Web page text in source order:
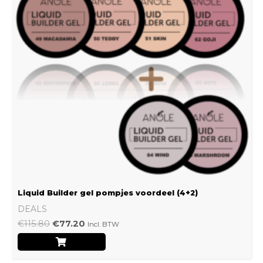
Liquid Builder gel pompjes voordeel (4+2)
DEALS
€115.80 €77.20 Incl. BTW